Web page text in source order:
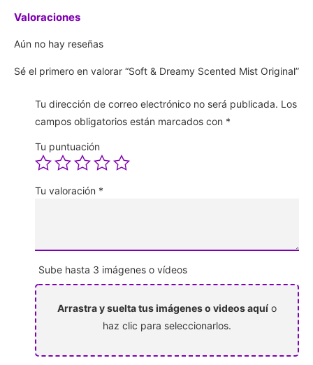
Valoraciones
Aún no hay reseñas
Sé el primero en valorar “Soft & Dreamy Scented Mist Original”
Tu dirección de correo electrónico no será publicada. Los
campos obligatorios están marcados con *
Tu puntuación
Tu valoración *
Sube hasta 3 imágenes o vídeos
Arrastra y suelta tus imágenes o videos aquí o
haz clic para seleccionarlos.